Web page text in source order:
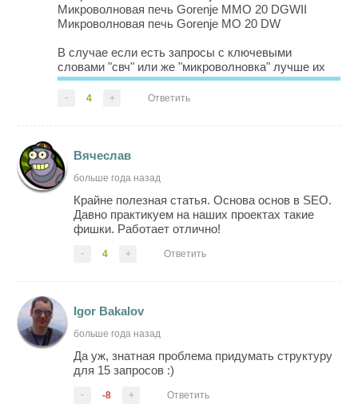
Микроволновая печь Gorenje MMO 20 DGWII
Микроволновая печь Gorenje MO 20 DW
В случае если есть запросы с ключевыми
словами "свч" или же "микроволновка" лучше их
использовать в Title, Description, отзывах,
описании товара и т.д.
"микроволновая печь" и "микроволновка&q...
- 4 + Ответить
Вячеслав
больше года назад
Крайне полезная статья. Основа основ в SEO.
Давно практикуем на наших проектах такие
фишки. Работает отлично!
- 4 + Ответить
Igor Bakalov
больше года назад
Да уж, знатная проблема придумать структуру
для 15 запросов :)
- -8 + Ответить